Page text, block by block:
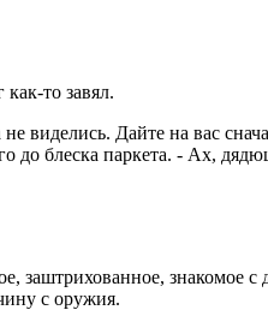
то завял.
виделись. Дайте на вас
до блеска паркета. - Ах,
заштрихованное, знакомое
с оружия.